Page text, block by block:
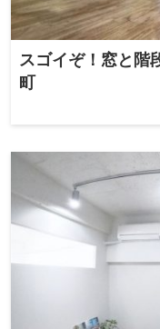
スゴイぞ！窓と階
町